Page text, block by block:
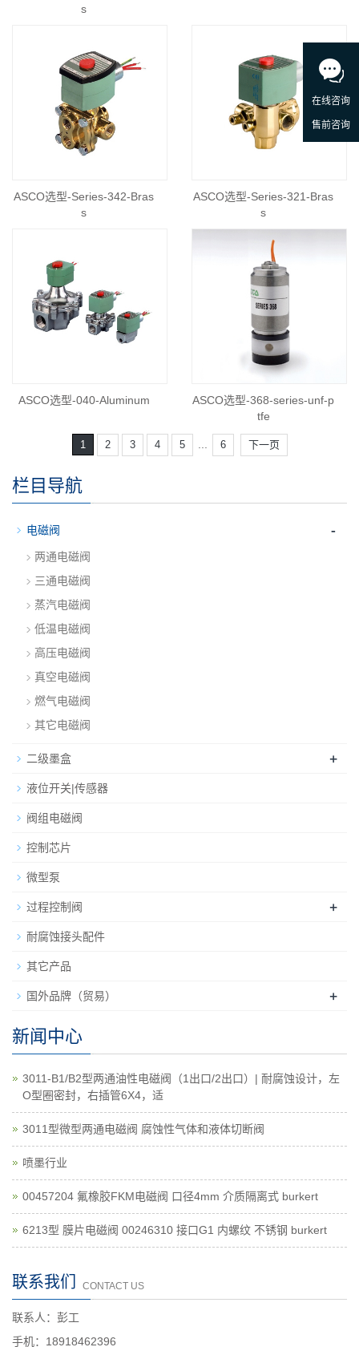
s
ASCO选型-Series-342-Bras
s
ASCO选型-Series-321-Bras
s
ASCO选型-040-Aluminum
ASCO选型-368-series-unf-p
tfe
1 2 3 4 5 6 下一页
栏目导航
电磁阀 -
两通电磁阀
三通电磁阀
蒸汽电磁阀
低温电磁阀
高压电磁阀
真空电磁阀
燃气电磁阀
其它电磁阀
二级墨盒 +
液位开关|传感器
阀组电磁阀
控制芯片
微型泵
过程控制阀 +
耐腐蚀接头配件
其它产品
国外品牌（贸易） +
新闻中心
3011-B1/B2型两通油性电磁阀（1出口/2出口）| 耐腐蚀设计，左
O型圈密封，右插管6X4，适
3011型微型两通电磁阀 腐蚀性气体和液体切断阀
喷墨行业
00457204 氟橡胶FKM电磁阀 口径4mm 介质隔离式 burkert
6213型 膜片电磁阀 00246310 接口G1 内螺纹 不锈钢 burkert
联系我们 CONTACT US
联系人：彭工
手机：18918462396